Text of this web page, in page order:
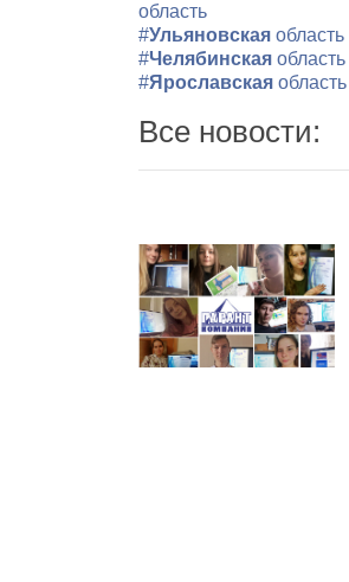
область
#Ульяновская область
#Челябинская область
#Ярославская область
Все новости: